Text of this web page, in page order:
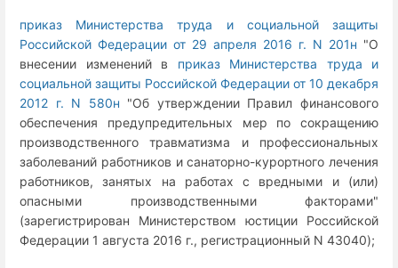
приказ Министерства труда и социальной защиты
Российской Федерации от 29 апреля 2016 г. N 201н "О
внесении изменений в приказ Министерства труда и
социальной защиты Российской Федерации от 10 декабря
2012 г. N 580н "Об утверждении Правил финансового
обеспечения предупредительных мер по сокращению
производственного травматизма и профессиональных
заболеваний работников и санаторно-курортного лечения
работников, занятых на работах с вредными и (или)
опасными производственными факторами"
(зарегистрирован Министерством юстиции Российской
Федерации 1 августа 2016 г., регистрационный N 43040);